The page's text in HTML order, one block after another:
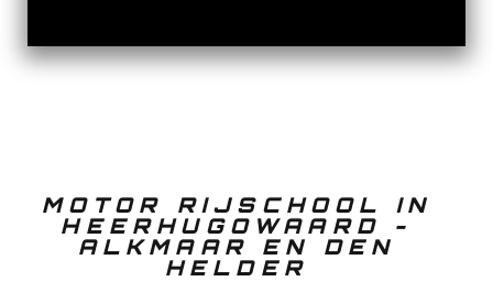
MOTOR RIJSCHOOL IN
HEERHUGOWAARD -
ALKMAAR EN DEN
HELDER